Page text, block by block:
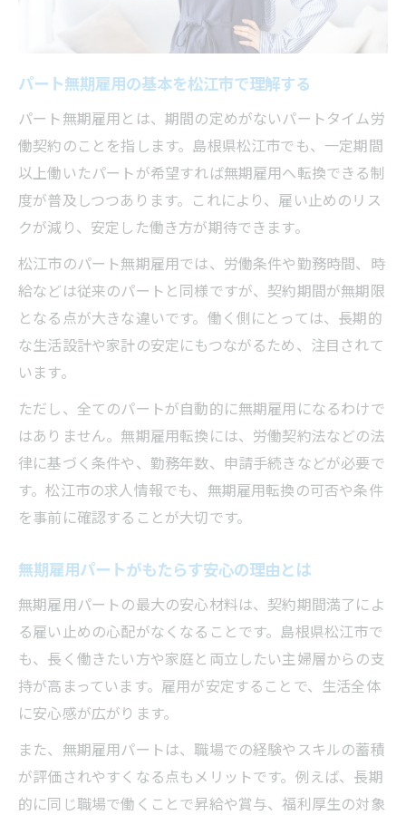
雇い止め回避のためのパート契約更新管理
パート無期雇用で安定を手に入れるポイン
ト
家庭と両立できるパート無期雇用の魅力紹介
パート無期雇用が家庭との両立に強い理由
無期雇用パートで仕事と家事を両立するコ
ツ
家族も安心できるパート無期雇用の利点
柔軟な働き方が叶うパート無期雇用の特徴
無期雇用パートで叶える生活の安定と安心
無期雇用派遣と直接雇用の違いに迫る
無期雇用派遣と直接雇用のメリット比較
パートが選ぶべき雇用形態のポイント解説
待遇や安定性で見るパート無期雇用の特徴
無期雇用派遣の実態とパートの注意事項
長期安定を目指すパート選びのポイント
パート無期雇用で長期安定を実現する方法
安心して働けるパート求人の見極め方
無期雇用転換が期待できるパート探しの秘
訣
長く働くために知っておきたいパートの条
件
パート選びで重視すべき安定性のチェック
パート無期雇用の基本を松江市で理解する
パート無期雇用とは、期間の定めがないパートタイム労
働契約のことを指します。島根県松江市でも、一定期間
以上働いたパートが希望すれば無期雇用へ転換できる制
度が普及しつつあります。これにより、雇い止めのリス
クが減り、安定した働き方が期待できます。
松江市のパート無期雇用では、労働条件や勤務時間、時
給などは従来のパートと同様ですが、契約期間が無期限
となる点が大きな違いです。働く側にとっては、長期的
な生活設計や家計の安定にもつながるため、注目されて
います。
ただし、全てのパートが自動的に無期雇用になるわけで
はありません。無期雇用転換には、労働契約法などの法
律に基づく条件や、勤務年数、申請手続きなどが必要で
す。松江市の求人情報でも、無期雇用転換の可否や条件
を事前に確認することが大切です。
無期雇用パートがもたらす安心の理由とは
無期雇用パートの最大の安心材料は、契約期間満了によ
る雇い止めの心配がなくなることです。島根県松江市で
も、長く働きたい方や家庭と両立したい主婦層からの支
持が高まっています。雇用が安定することで、生活全体
に安心感が広がります。
また、無期雇用パートは、職場での経験やスキルの蓄積
が評価されやすくなる点もメリットです。例えば、長期
的に同じ職場で働くことで昇給や賞与、福利厚生の対象